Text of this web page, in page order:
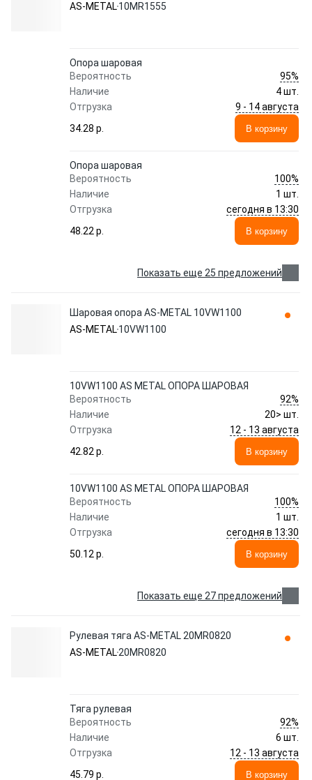
AS-METAL10MR1555
Опора шаровая
Вероятность
95%
Наличие
4 шт.
Отгрузка
9 - 14 августа
34.28 p.
В корзину
Опора шаровая
Вероятность
100%
Наличие
1 шт.
Отгрузка
сегодня в 13:30
48.22 p.
В корзину
Показать еще 25 предложений
Шаровая опора AS-METAL 10VW1100
AS-METAL10VW1100
10VW1100 AS METAL ОПОРА ШАРОВАЯ
Вероятность
92%
Наличие
20> шт.
Отгрузка
12 - 13 августа
42.82 p.
В корзину
10VW1100 AS METAL ОПОРА ШАРОВАЯ
Вероятность
100%
Наличие
1 шт.
Отгрузка
сегодня в 13:30
50.12 p.
В корзину
Показать еще 27 предложений
Рулевая тяга AS-METAL 20MR0820
AS-METAL20MR0820
Тяга рулевая
Вероятность
92%
Наличие
6 шт.
Отгрузка
12 - 13 августа
45.79 p.
В корзину